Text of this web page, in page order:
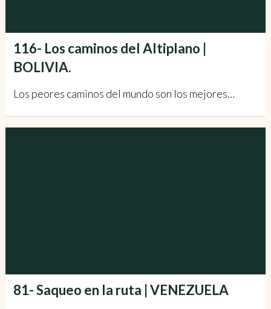
116- Los caminos del Altiplano |
BOLIVIA.
Los peores caminos del mundo son los mejores…
81- Saqueo en la ruta | VENEZUELA